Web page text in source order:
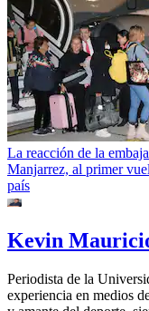
La reacción de la
Manjarrez, al primer
país
Kevin
Periodista de la
experiencia en medios